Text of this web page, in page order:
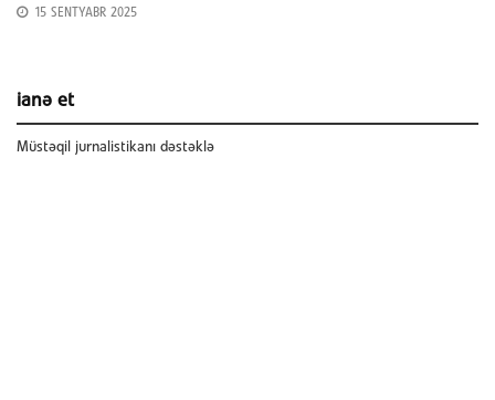
15 SENTYABR 2025
ianə et
Müstəqil jurnalistikanı dəstəklə